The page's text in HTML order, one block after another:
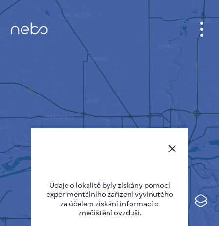
Senzory
KABINET
MAPA MĚSTA
SENZOR NEBO
O NÁS
Deutsch
Español
Údaje o lokalitě byly získány pomocí
experimentálního zařízení vyvinutého
za účelem získání informací o
znečištění ovzduší.